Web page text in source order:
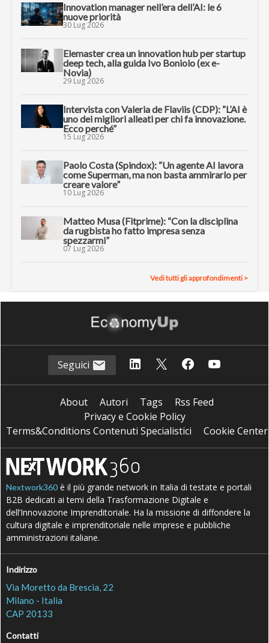
Innovation manager nell’era dell’AI: le 6
nuove priorità
30 Lug 2026
Elemaster crea un innovation hub per startup
deep tech, alla guida Ivo Boniolo (ex e-
Novia)
29 Lug 2026
Intervista con Valeria de Flaviis (CDP): “L’AI è
uno dei migliori alleati per chi fa innovazione.
Ecco perché”
15 Lug 2026
Paolo Costa (Spindox): “Un agente AI lavora
come Superman, ma non basta ammirarlo per
creare valore”
10 Lug 2026
Matteo Musa (Fitprime): “Con la disciplina
da rugbista ho fatto impresa senza
spezzarmi”
07 Lug 2026
Vedi tutti gli approfondimenti >
Seguici
About Autori Tags
Rss Feed
Privacy e Cookie Policy
Terms&Conditions Contenuti Specialistici
Cookie Center
Nextwork360 è il più grande network in Italia di testate e portali
B2B dedicati ai temi della Trasformazione Digitale e
dell’Innovazione Imprenditoriale. Ha la missione di diffondere la
cultura digitale e imprenditoriale nelle imprese e pubbliche
amministrazioni italiane.
Indirizzo
Via Moretto da Brescia, 22
Milano - Italia
CAP 20133
Contatti